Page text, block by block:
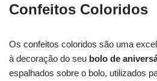
Confeitos Coloridos
Os confeitos coloridos são uma
à decoração do seu bolo de
espalhados sobre o bolo, utilizados